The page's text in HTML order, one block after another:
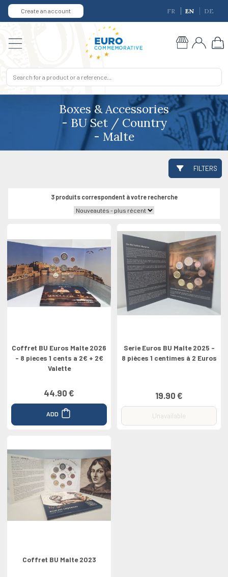
Create an account FR EN DE
Boxes & Accessories
- BU Set / Country
- Malte
FILTERS
3 produits correspondent à votre recherche
Coffret BU Euros Malte 2026
- 8 pieces 1 cents a 2€ + 2€
Valette
44.90 €
ADD
Serie Euros BU Malte 2025 -
8 pièces 1 centimes à 2 Euros
19.90 €
Unavailable
Coffret BU Malte 2023